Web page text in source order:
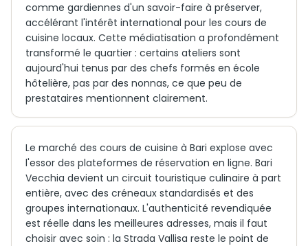
comme gardiennes d'un savoir-faire à préserver,
accélérant l'intérêt international pour les cours de
cuisine locaux. Cette médiatisation a profondément
transformé le quartier : certains ateliers sont
aujourd'hui tenus par des chefs formés en école
hôtelière, pas par des nonnas, ce que peu de
prestataires mentionnent clairement.
Le marché des cours de cuisine à Bari explose avec
l'essor des plateformes de réservation en ligne. Bari
Vecchia devient un circuit touristique culinaire à part
entière, avec des créneaux standardisés et des
groupes internationaux. L'authenticité revendiquée
est réelle dans les meilleures adresses, mais il faut
choisir avec soin : la Strada Vallisa reste le point de